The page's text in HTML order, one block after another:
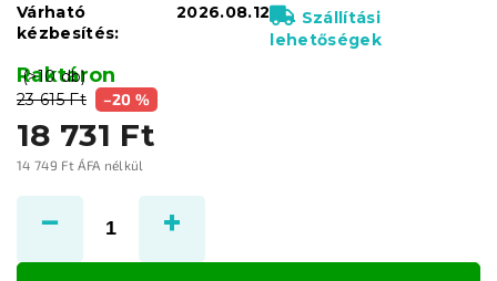
23 615 Ft –20 %
18 731 Ft
14 749 Ft ÁFA nélkül
Raktáron
(>10 db)
Várható
kézbesítés:
2026.08.12
Szállítási
lehetőségek